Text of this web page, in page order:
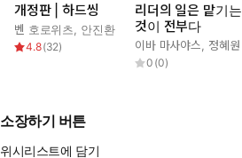
개정판 | 하드씽
벤 호로위츠 안진환
4.8(32)
리더의 일은 맡기는
것이 전부다
이바 마사야스 정혜원
0 (0)
소장하기 버튼
위시리스트에 담기